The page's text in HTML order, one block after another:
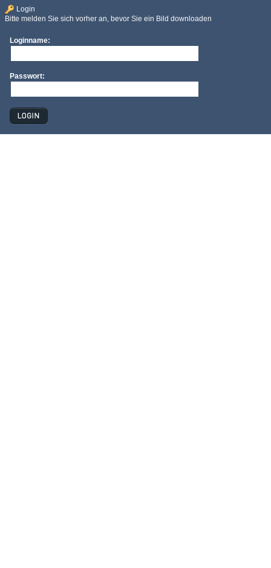
Login
Bitte melden Sie sich vorher an, bevor Sie ein Bild downloaden
Loginname:
Passwort: